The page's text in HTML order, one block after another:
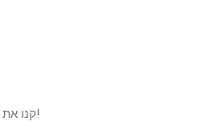
קנו את המוצר ותרוויחו 3 נקודות!